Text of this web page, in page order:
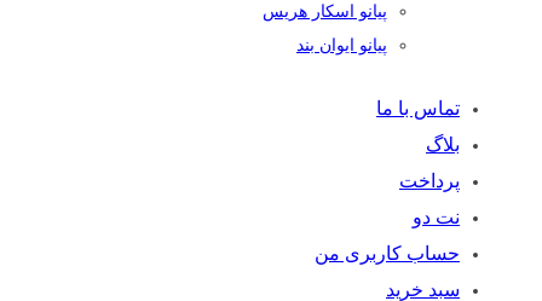
پیانو اسکار هریس
پیانو ایوان بند
تماس با ما
بلاگ
پرداخت
نت دو
حساب کاربری من
سبد خرید